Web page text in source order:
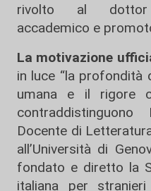
rivolto al dottor
accademico e
La motivazione
in luce “la profondità
umana e il rigore
Docente di
all’Università di
fondato e diretto la
italiana per